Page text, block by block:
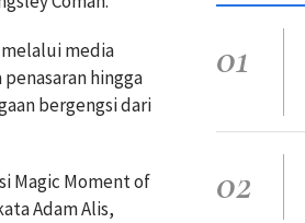
media
hingga
bergengsi dari
Magic Moment of
Adam Alis,
01
02